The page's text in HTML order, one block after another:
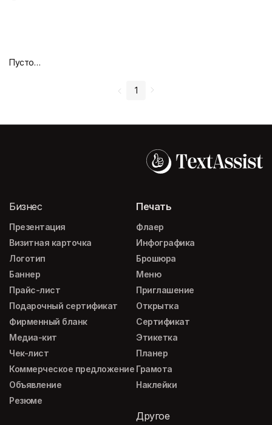
Пустой дизайн-макет
1
Бизнес
Презентация
Визитная карточка
Логотип
Баннер
Прайс-лист
Подарочный сертификат
Фирменный бланк
Медиа-кит
Чек-лист
Коммерческое предложение
Объявление
Резюме
Печать
Флаер
Инфографика
Брошюра
Меню
Приглашение
Открытка
Сертификат
Этикетка
Планер
Грамота
Наклейки
Другое